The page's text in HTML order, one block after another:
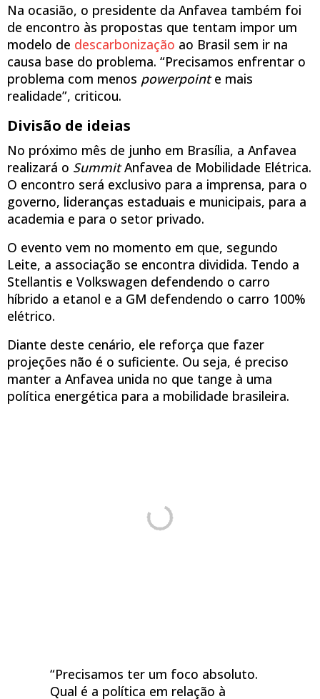
Na ocasião, o presidente da Anfavea também foi
de encontro às propostas que tentam impor um
modelo de descarbonização ao Brasil sem ir na
causa base do problema. “Precisamos enfrentar o
problema com menos powerpointe mais
realidade”, criticou.
Divisão de ideias
No próximo mês de junho em Brasília, a Anfavea
realizará o SummitAnfavea de Mobilidade Elétrica.
O encontro será exclusivo para a imprensa, para o
governo, lideranças estaduais e municipais, para a
academia e para o setor privado.
O evento vem no momento em que, segundo
Leite, a associação se encontra dividida. Tendo a
Stellantis e Volkswagen defendendo o carro
híbrido a etanol e a GM defendendo o carro 100%
elétrico.
Diante deste cenário, ele reforça que fazer
projeções não é o suficiente. Ou seja, é preciso
manter a Anfavea unida no que tange à uma
política energética para a mobilidade brasileira.
“Precisamos ter um foco absoluto.
Qual é a política em relação à